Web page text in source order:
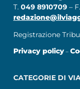
T. 049 8910709 – F.
Registrazione
Privacy policy–
CATEGORIE DI